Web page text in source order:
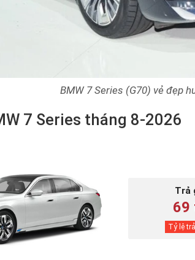
BMW 7 Series (G70) vẻ đẹp
7 Series tháng 8-2026
Trả
69
Tỷ lệ